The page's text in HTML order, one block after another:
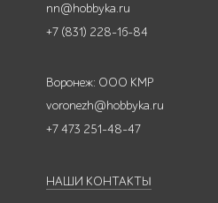
nn@hobbyka.ru
+7 (831) 228-16-84
Воронеж: ООО КМР
voronezh@hobbyka.ru
+7 473 251-48-47
НАШИ КОНТАКТЫ